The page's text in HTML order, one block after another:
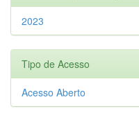
2023
Tipo de Acesso
Acesso Aberto